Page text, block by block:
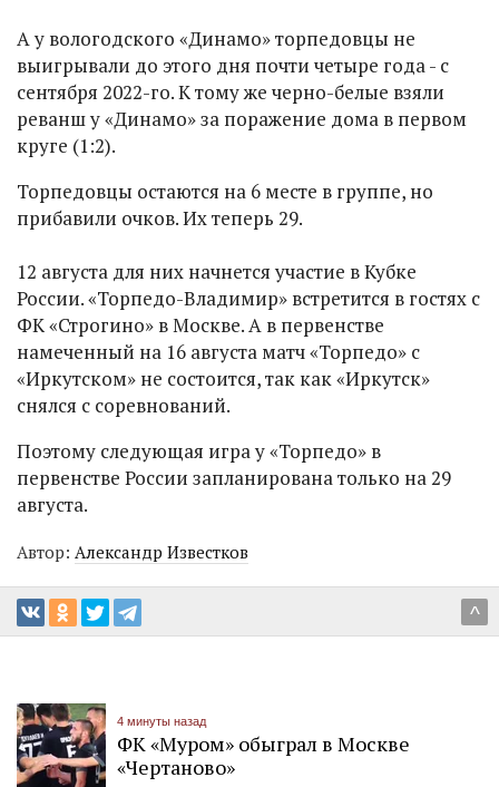
А у вологодского «Динамо» торпедовцы не
выигрывали до этого дня почти четыре года - с
сентября 2022-го. К тому же черно-белые взяли
реванш у «Динамо» за поражение дома в первом
круге (1:2).
Торпедовцы остаются на 6 месте в группе, но
прибавили очков. Их теперь 29.
12 августа для них начнется участие в Кубке
России. «Торпедо-Владимир» встретится в гостях с
ФК «Строгино» в Москве. А в первенстве
намеченный на 16 августа матч «Торпедо» с
«Иркутском» не состоится, так как «Иркутск»
снялся с соревнований.
Поэтому следующая игра у «Торпедо» в
первенстве России запланирована только на 29
августа.
Автор: Александр Известков
^
4 минуты назад
ФК «Муром» обыграл в Москве
«Чертаново»